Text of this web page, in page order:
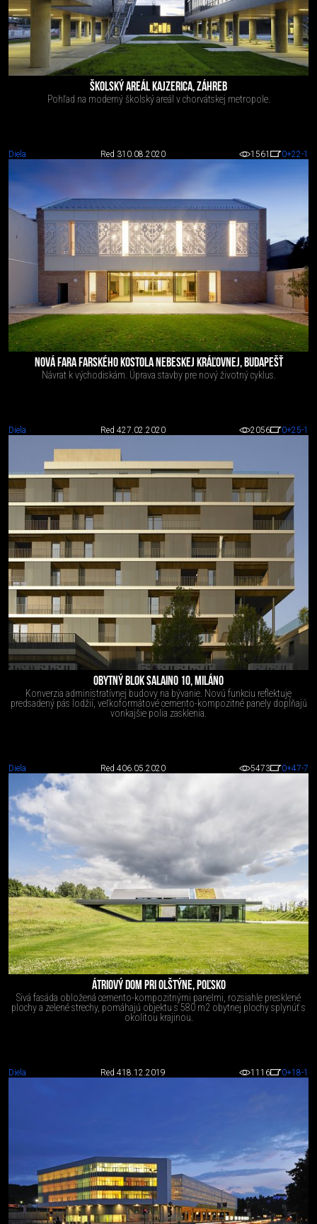
ŠKOLSKÝ AREÁL KAJZERICA, ZÁHREB
Pohľad na moderný školský areál v chorvátskej metropole.
Diela Red 310.08.2020 1561 0+22-1
NOVÁ FARA FARSKÉHO KOSTOLA NEBESKEJ KRÁĽOVNEJ, BUDAPEŠŤ
Návrat k východiskám. Úprava stavby pre nový životný cyklus.
Diela Red 427.02.2020 2056 0+25-1
OBYTNÝ BLOK SALAINO 10, MILÁNO
Konverzia administratívnej budovy na bývanie. Novú funkciu reflektuje
predsadený pás lodžií, veľkoformátové cemento-kompozitné panely dopĺňajú
vonkajšie polia zasklenia.
Diela Red 406.05.2020 5473 0+47-7
ÁTRIOVÝ DOM PRI OLŠTÝNE, POĽSKO
Sivá fasáda obložená cemento-kompozitnými panelmi, rozsiahle presklené
plochy a zelené strechy, pomáhajú objektu s 580 m2 obytnej plochy splynúť s
okolitou krajinou.
Diela Red 418.12.2019 1116 0+18-1